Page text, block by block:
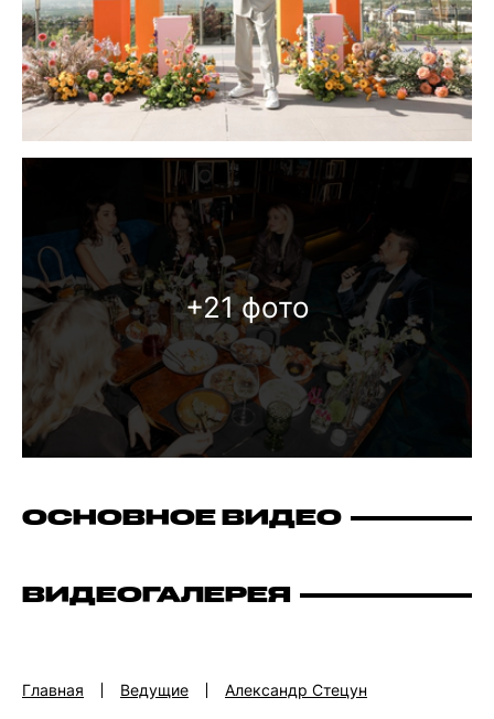
+21 фото
ОСНОВНОЕ ВИДЕО
ВИДЕОГАЛЕРЕЯ
Главная Ведущие Александр Стецун